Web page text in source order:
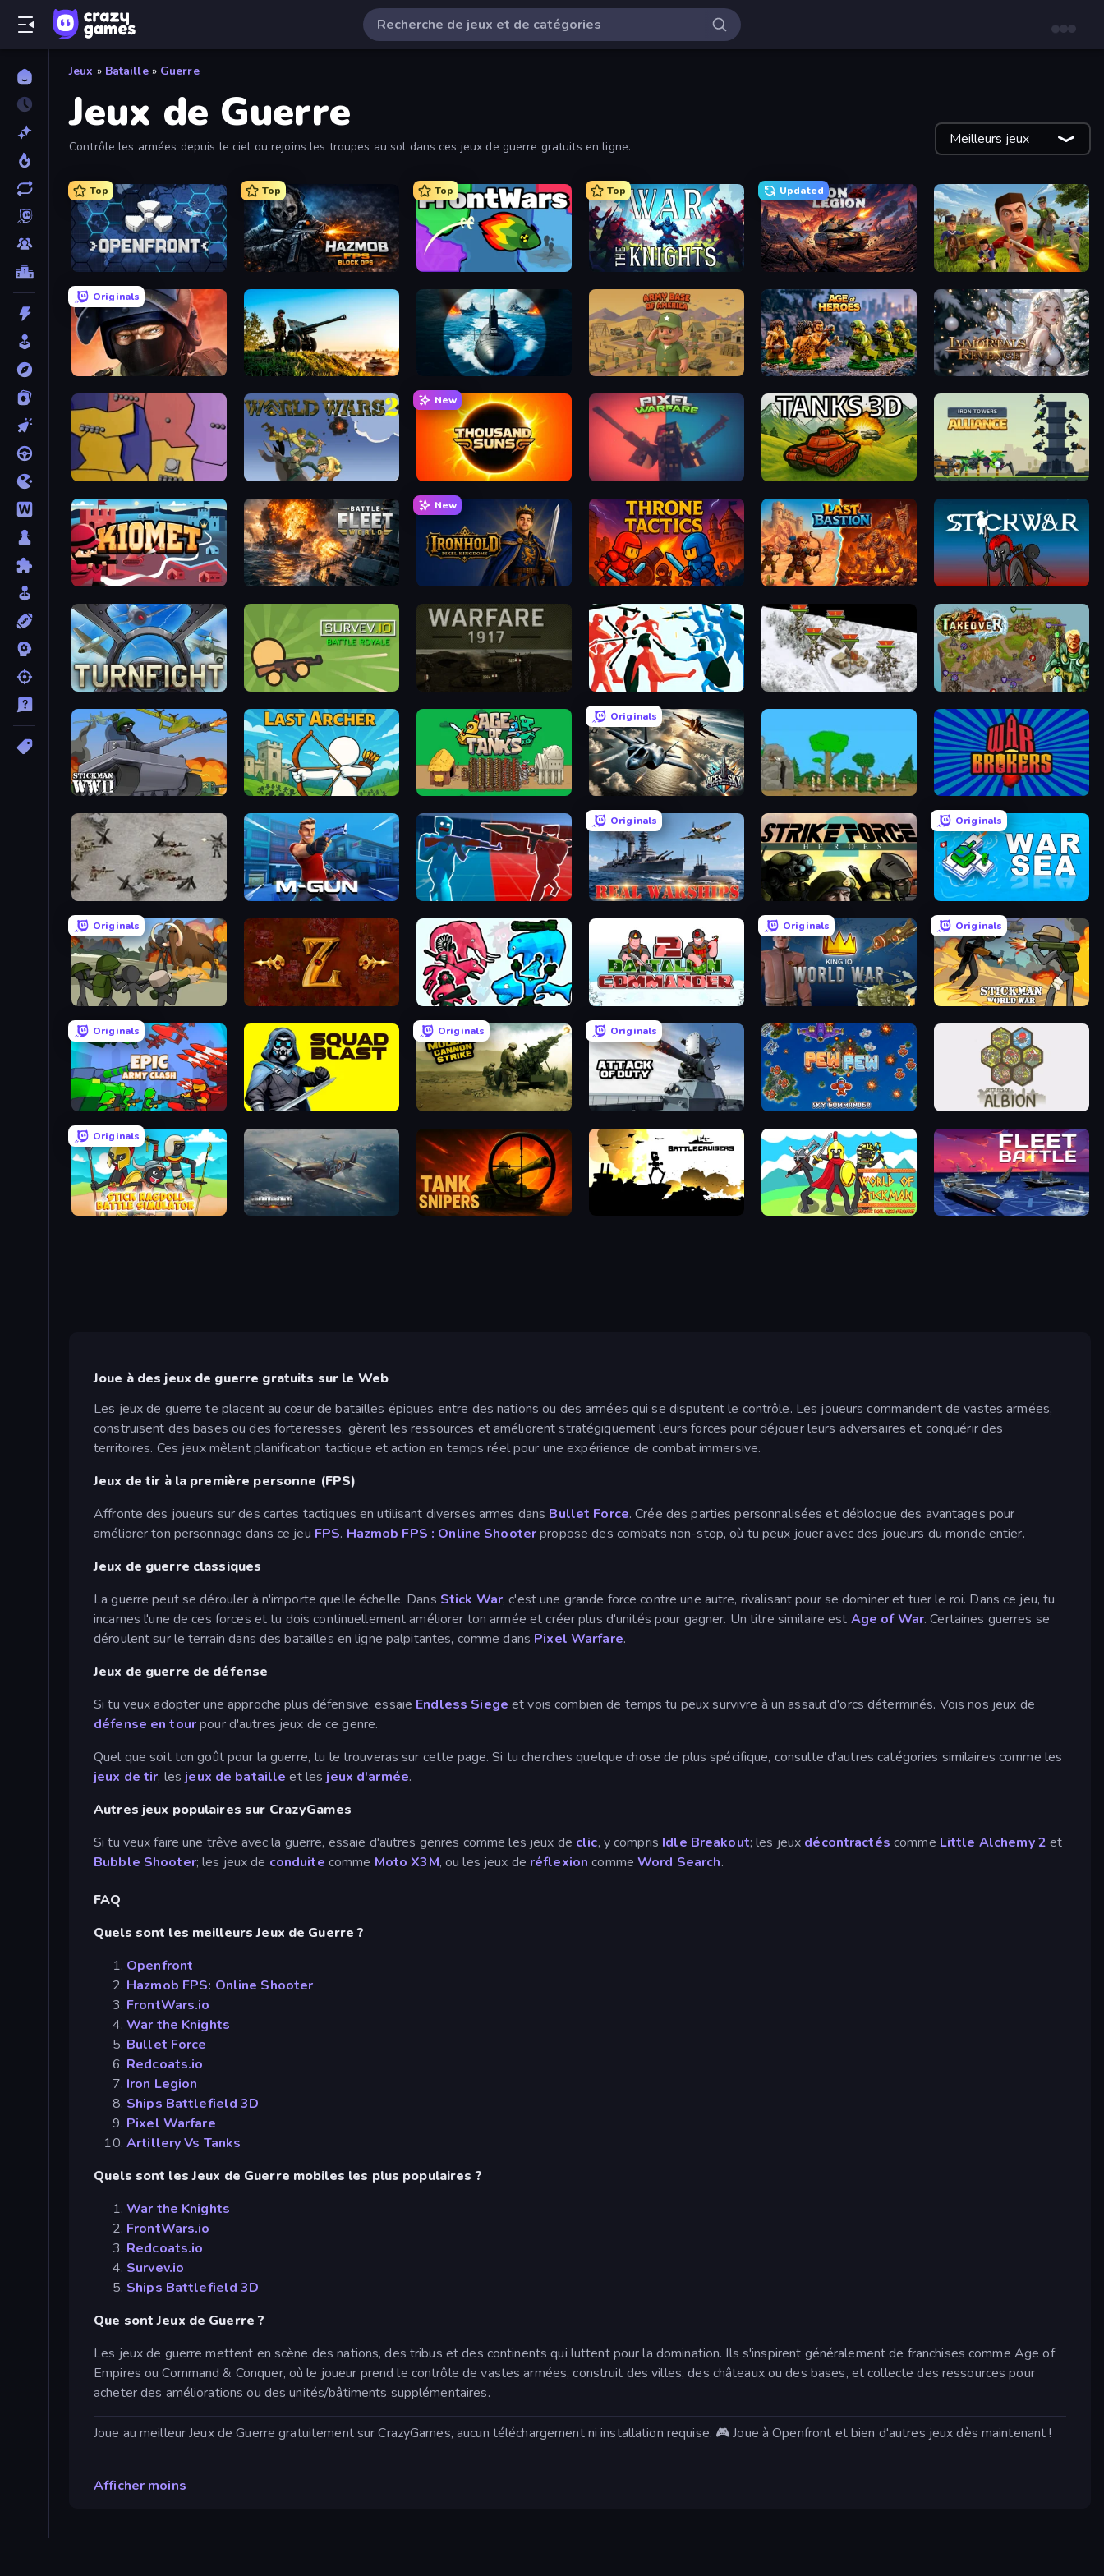
Jeux » Bataille » Guerre
Jeux de Guerre
Contrôle les armées depuis le ciel ou rejoins les troupes au sol dans ces jeux de guerre gratuits en ligne. Meilleurs jeux
Top
Openfront
Top
Hazmob FPS: Online Shooter
Top
FrontWars.io
Top
War the Knights
Updated
Iron Legion Redcoats.io
Originals
Bullet Force Artillery Vs Tanks Ships Battlefield 3D Army Base Of America Age of Heroes Immortals Revenge
Compact Conflict World Wars 2
New
Thousand Suns Pixel Warfare Tanks 3D Iron Towers Alliance
Kiomet Battle Fleet World
New
Ironhold: Pixel Kingdoms Throne Tactics Last Bastion Stick War
Turnfight Survev.io Warfare 1917 Funny Battle Simulator 1941 Frozen Front Takeover
Stickman WW2 Last Archer Age of Tanks Warriors: TD War
Originals
Aces of the Sky: Epic Dogfights Age Of War War Brokers
Warfare 1944 Muscle Gun.IO Battle of the Soldiers: Red vs Blue
Originals
Real Warships Strike Force Heroes 2
Originals
War Sea
Originals
Stickman History Battle Tzared Funny Battle Simulator 2 Battalion Commander 2
Originals
King.io World War
Originals
Stickman World War
Originals
Epic Army Clash SquadBlast
Originals
Modern Cannon Strike
Originals
Attack of Duty Pew Pew Settlers of Albion
Originals
Stick Ragdoll Battle Simulator Dogfight Tank Snipers World of Stickman Classic RTS Fleet Battle
Joue à des jeux de guerre gratuits sur le Web
Les jeux de guerre te placent au cœur de batailles épiques entre des nations ou des armées qui se disputent le contrôle. Les joueurs commandent de vastes armées,
construisent des bases ou des forteresses, gèrent les ressources et améliorent stratégiquement leurs forces pour déjouer leurs adversaires et conquérir des
territoires. Ces jeux mêlent planification tactique et action en temps réel pour une expérience de combat immersive.
Jeux de tir à la première personne (FPS)
Affronte des joueurs sur des cartes tactiques en utilisant diverses armes dans Bullet Force. Crée des parties personnalisées et débloque des avantages pour
améliorer ton personnage dans ce jeu FPS. Hazmob FPS : Online Shooterpropose des combats non-stop, où tu peux jouer avec des joueurs du monde entier.
Jeux de guerre classiques
La guerre peut se dérouler à n'importe quelle échelle. Dans Stick War, c'est une grande force contre une autre, rivalisant pour se dominer et tuer le roi. Dans ce jeu, tu
incarnes l'une de ces forces et tu dois continuellement améliorer ton armée et créer plus d'unités pour gagner. Un titre similaire est Age of War. Certaines guerres se
déroulent sur le terrain dans des batailles en ligne palpitantes, comme dans Pixel Warfare.
Jeux de guerre de défense
Si tu veux adopter une approche plus défensive, essaie Endless Siege et vois combien de temps tu peux survivre à un assaut d'orcs déterminés. Vois nos jeux de
défense en tourpour d'autres jeux de ce genre.
Quel que soit ton goût pour la guerre, tu le trouveras sur cette page. Si tu cherches quelque chose de plus spécifique, consulte d'autres catégories similaires comme les
jeux de tir, les jeux de bataille et les jeux d'armée.
Autres jeux populaires sur CrazyGames
Si tu veux faire une trêve avec la guerre, essaie d'autres genres comme les jeux de clic, y compris Idle Breakout; les jeux décontractés comme Little Alchemy 2 et
Bubble Shooter; les jeux de conduite comme Moto X3M, ou les jeux de réflexion commeWord Search.
FAQ
Quels sont les meilleurs Jeux de Guerre ?
Openfront
Hazmob FPS: Online Shooter
FrontWars.io
War the Knights
Bullet Force
Redcoats.io
Iron Legion
Ships Battlefield 3D
Pixel Warfare
Artillery Vs Tanks
Quels sont les Jeux de Guerre mobiles les plus populaires ?
War the Knights
FrontWars.io
Redcoats.io
Survev.io
Ships Battlefield 3D
Que sont Jeux de Guerre ?
Les jeux de guerre mettent en scène des nations, des tribus et des continents qui luttent pour la domination. Ils s'inspirent généralement de franchises comme Age of
Empires ou Command & Conquer, où le joueur prend le contrôle de vastes armées, construit des villes, des châteaux ou des bases, et collecte des ressources pour
acheter des améliorations ou des unités/bâtiments supplémentaires.
Joue au meilleur Jeux de Guerre gratuitement sur CrazyGames, aucun téléchargement ni installation requise. 🎮 Joue à Openfront et bien d'autres jeux dès maintenant !
Afficher moins